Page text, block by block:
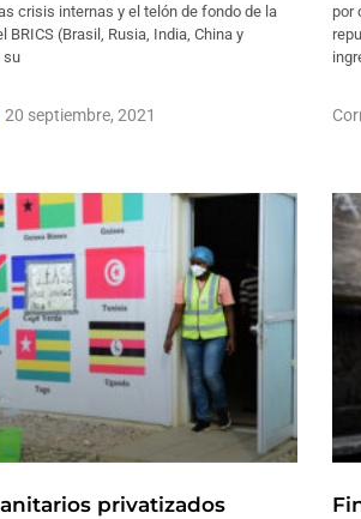
crisis internas y el telón de fondo de la
BRICS (Brasil, Rusia, India, China y
su
20 septiembre, 2021
por
privatizados